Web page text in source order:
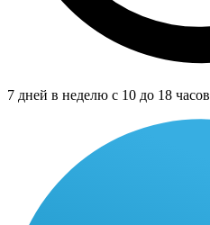
7 дней в неделю с 10 до 18 часов